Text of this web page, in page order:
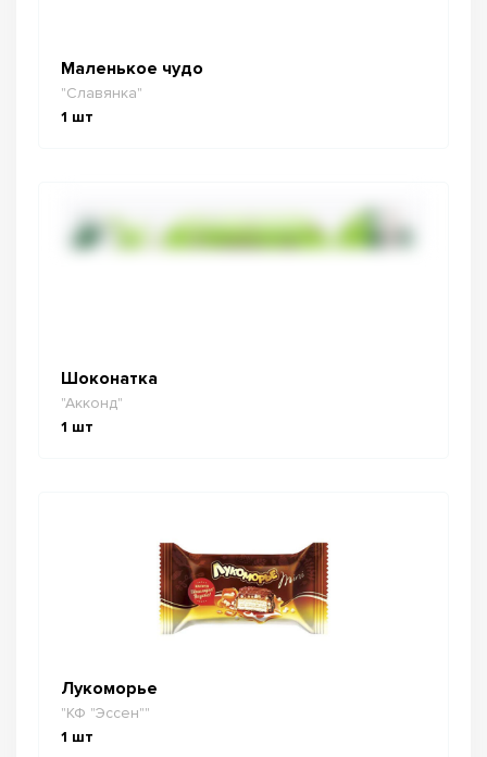
Маленькое чудо
"Славянка"
1 шт
Шоконатка
"Акконд"
1 шт
Лукоморье
"КФ "Эссен""
1 шт